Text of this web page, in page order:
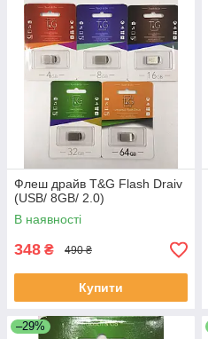
Флеш драйв T&G Flash Draiv
(USB/ 8GB/ 2.0)
В наявності
348 ₴ 490 ₴
Купити
–29%